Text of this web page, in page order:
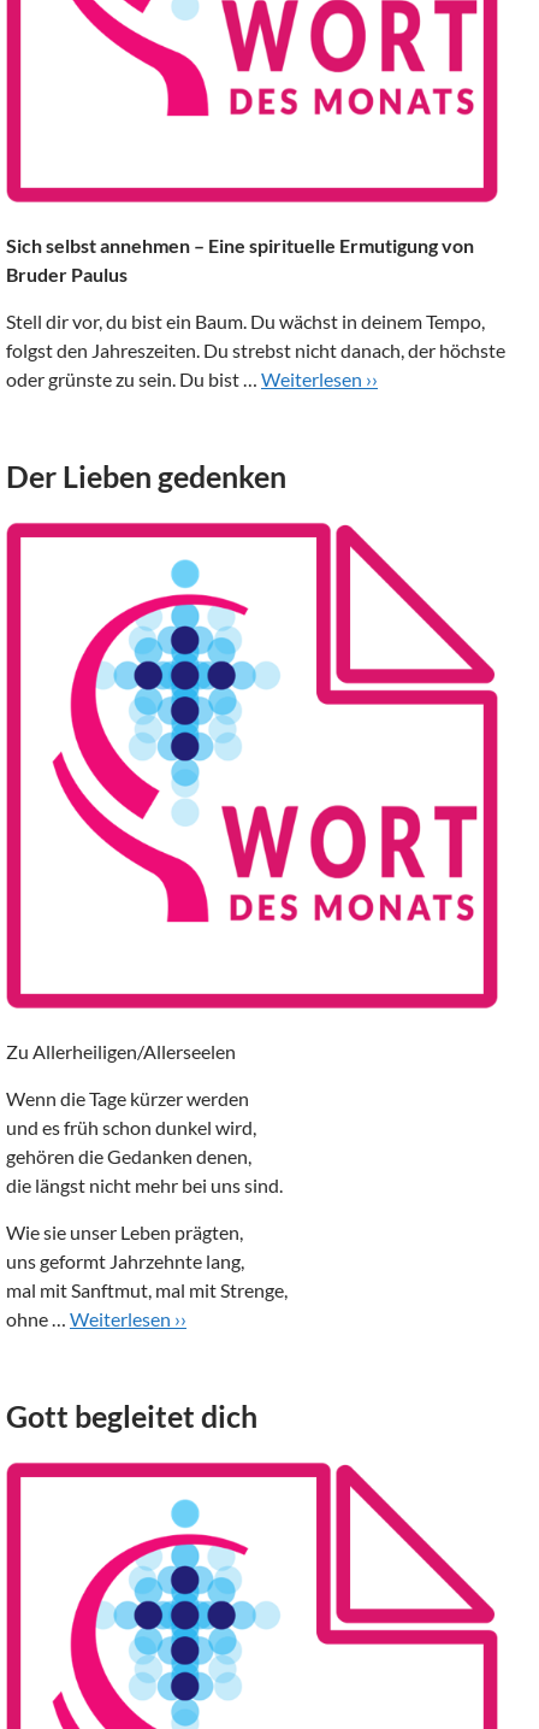
Sich selbst annehmen – Eine spirituelle Ermutigung von
Bruder Paulus
Stell dir vor, du bist ein Baum. Du wächst in deinem Tempo,
folgst den Jahreszeiten. Du strebst nicht danach, der höchste
oder grünste zu sein. Du bist … Weiterlesen ››
Der Lieben gedenken
Zu Allerheiligen/Allerseelen
Wenn die Tage kürzer werden
und es früh schon dunkel wird,
gehören die Gedanken denen,
die längst nicht mehr bei uns sind.
Wie sie unser Leben prägten,
uns geformt Jahrzehnte lang,
mal mit Sanftmut, mal mit Strenge,
ohne … Weiterlesen ››
Gott begleitet dich